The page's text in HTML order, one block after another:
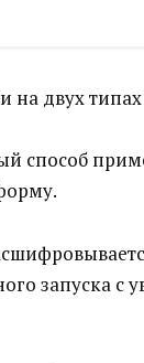
на двух
способ
запуска с